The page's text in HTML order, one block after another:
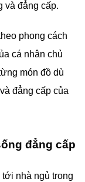
và đẳng cấp.
phong cách
cá nhân chủ
món đồ dù
đẳng cấp của
đẳng cấp
nhà ngủ trong